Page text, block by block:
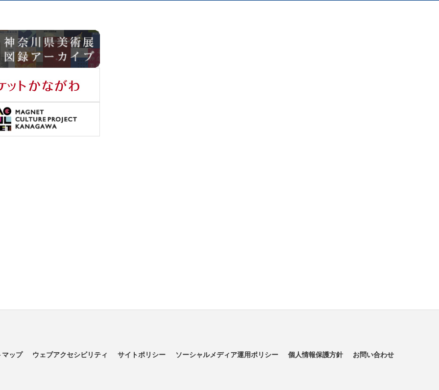
マップ ウェブアクセシビリティ サイトポリシー ソーシャルメディア運用ポリシー 個人情報保護方針 お問い合わせ